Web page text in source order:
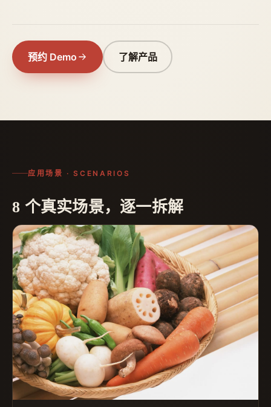
预约 Demo 了解产品
应用场景 · SCENARIOS
8 个真实场景，逐一拆解